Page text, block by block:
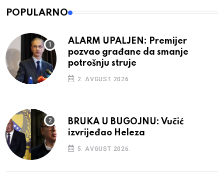
POPULARNO
ALARM UPALJEN: Premijer
pozvao građane da smanje
potrošnju struje
2. AVGUST 2026.
BRUKA U BUGOJNU: Vučić
izvrijeđao Heleza
5. AVGUST 2026.